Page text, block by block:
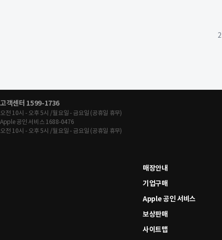
고객센터 1599-1736
오전 10시 - 오후 5시 /월요일 - 금요일 (공휴일 휴무)
Apple 공인 서비스 1688-0476
오전 10시 - 오후 5시 /월요일 - 금요일 (공휴일 휴무)
매장안내
기업구매
Apple 공인 서비스
보상판매
사이트맵